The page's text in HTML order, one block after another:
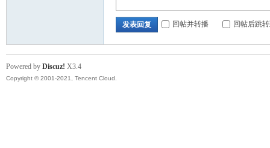
nto
发表回复 回帖并转播 回帖后跳
Powered by Discuz! X3.4
Copyright © 2001-2021, Tencent Cloud.